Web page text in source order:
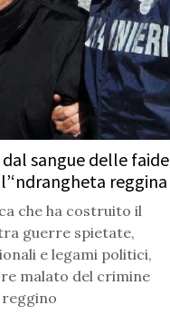
sangue delle faide
reggina
che ha costruito il
guerre spietate,
e legami politici,
malato del crimine